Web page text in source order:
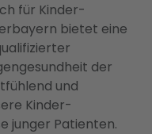
für Kinder-
bietet eine
der
und
Kinder-
junger Patienten.